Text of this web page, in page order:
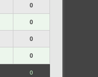
0
0
0
0
0